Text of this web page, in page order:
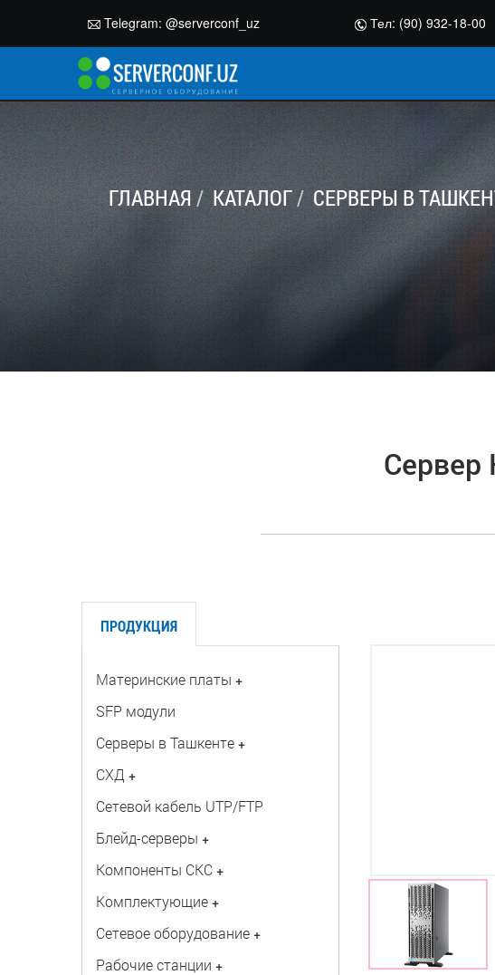
Telegram: @serverconf_uz Тел: (90) 932-18-00
ГЛАВНАЯ КАТАЛОГ СЕРВЕРЫ В
Сервер
ПРОДУКЦИЯ
Материнские платы +
SFP модули
Серверы в Ташкенте +
СХД +
Сетевой кабель UTP/FTP
Блейд-серверы +
Компоненты СКС +
Комплектующие +
Сетевое оборудование +
Рабочие станции +